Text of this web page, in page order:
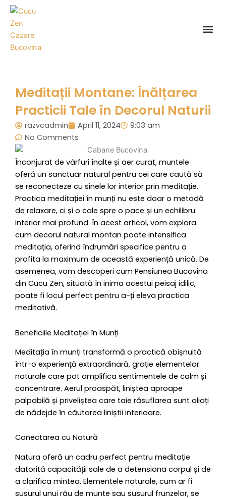
Skip
Meditații Montane: Înălțarea
Practicii Tale în Decorul Naturii
razvcadmin April 11, 2024
9:03 am
No Comments
Înconjurat de vârfuri înalte și aer curat, muntele
oferă un sanctuar natural pentru cei care caută să
se reconecteze cu sinele lor interior prin meditație.
Practica meditației în munți nu este doar o metodă
de relaxare, ci și o cale spre o pace și un echilibru
interior mai profund. În acest articol, vom explora
cum decorul natural montan poate intensifica
meditația, oferind îndrumări specifice pentru a
profita la maximum de această experiență unică. De
asemenea, vom descoperi cum Pensiunea Bucovina
din Cucu Zen, situată în inima acestui peisaj idilic,
poate fi locul perfect pentru a-ți eleva practica
meditativă.
Beneficiile Meditației în Munți
Meditația în munți transformă o practică obișnuită
într-o experiență extraordinară, grație elementelor
naturale care pot amplifica sentimentele de calm și
concentrare. Aerul proaspăt, liniștea aproape
palpabilă și priveliștea care taie răsuflarea sunt aliați
de nădejde în căutarea liniștii interioare.
Conectarea cu Natură
Natura oferă un cadru perfect pentru meditație
datorită capacității sale de a detensiona corpul și de
a clarifica mintea. Elementele naturale, cum ar fi
susurul unui râu de munte sau susurul frunzelor, se